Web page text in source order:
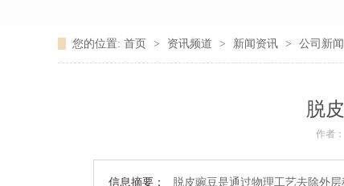
您的位置: 首页 > 资讯频道 > 新闻资讯 > 公司新闻
脱
作者：
信息摘要： 脱皮豌豆是通过物理工艺去除外